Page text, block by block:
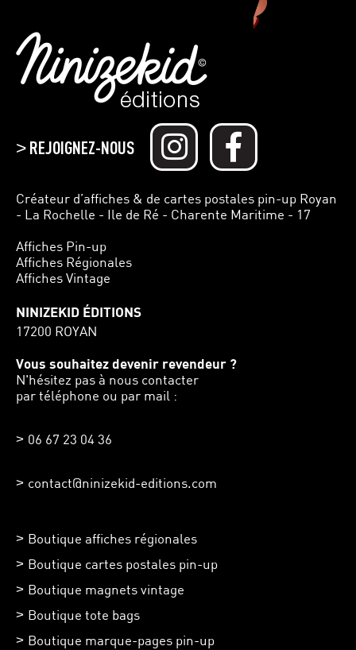
>REJOIGNEZ-NOUS
Créateur d’affiches & de cartes postales pin-up Royan
- La Rochelle - Ile de Ré - Charente Maritime - 17
Affiches Pin-up
Affiches Régionales
Affiches Vintage
NINIZEKID ÉDITIONS
17200 ROYAN
Vous souhaitez devenir revendeur ?
N'hésitez pas à nous contacter
par téléphone ou par mail :
06 67 23 04 36
contact@ninizekid-editions.com
Boutique affiches régionales
Boutique cartes postales pin-up
Boutique magnets vintage
Boutique tote bags
Boutique marque-pages pin-up